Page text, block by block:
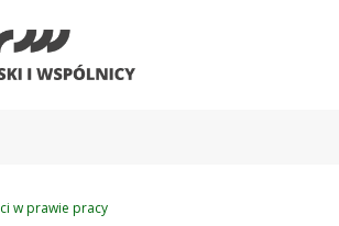
w prawie pracy